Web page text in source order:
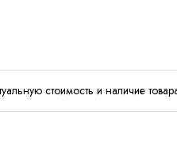
стоимость и наличие